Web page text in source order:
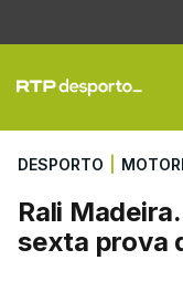
Rali
DESPORTO
Rali
sexta prova